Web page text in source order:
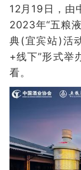
12月19日，由
2023年“五粮
典(宜宾站)活
+线下”形式举
看。